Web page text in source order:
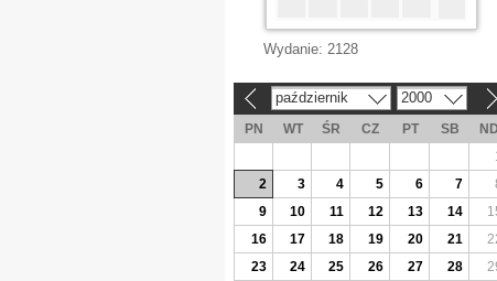
Wydanie: 2128
październik 2000
PN WT ŚR CZ PT SB
ND
2
3 4 5 6 7
9
10 11 12 13 14
16
17 18 19 20 21
23
24 25 26 27 28